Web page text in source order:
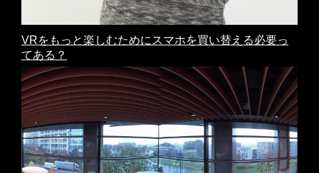
VRをもっと楽しむためにスマホを買い替える必要っ
てある？